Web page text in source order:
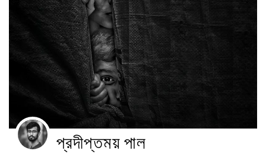
প্রদীপ্তময় পাল